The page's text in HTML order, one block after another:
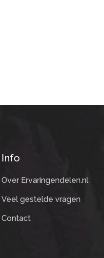
Info
Over Ervaringendelen.nl
Veel gestelde vragen
Contact